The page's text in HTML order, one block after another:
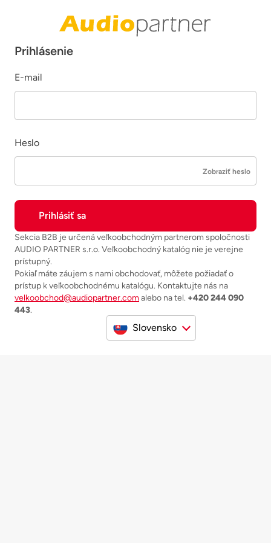
Prihlásenie
E-mail
Heslo
Zobraziť heslo
Sekcia B2B je určená veľkoobchodným partnerom spoločnosti
AUDIO PARTNER s.r.o. Veľkoobchodný katalóg nie je verejne
prístupný.
Pokiaľ máte záujem s nami obchodovať, môžete požiadať o
prístup k veľkoobchodnému katalógu. Kontaktujte nás na
velkoobchod@audiopartner.comalebo na tel. +420 244 090
443.
Slovensko